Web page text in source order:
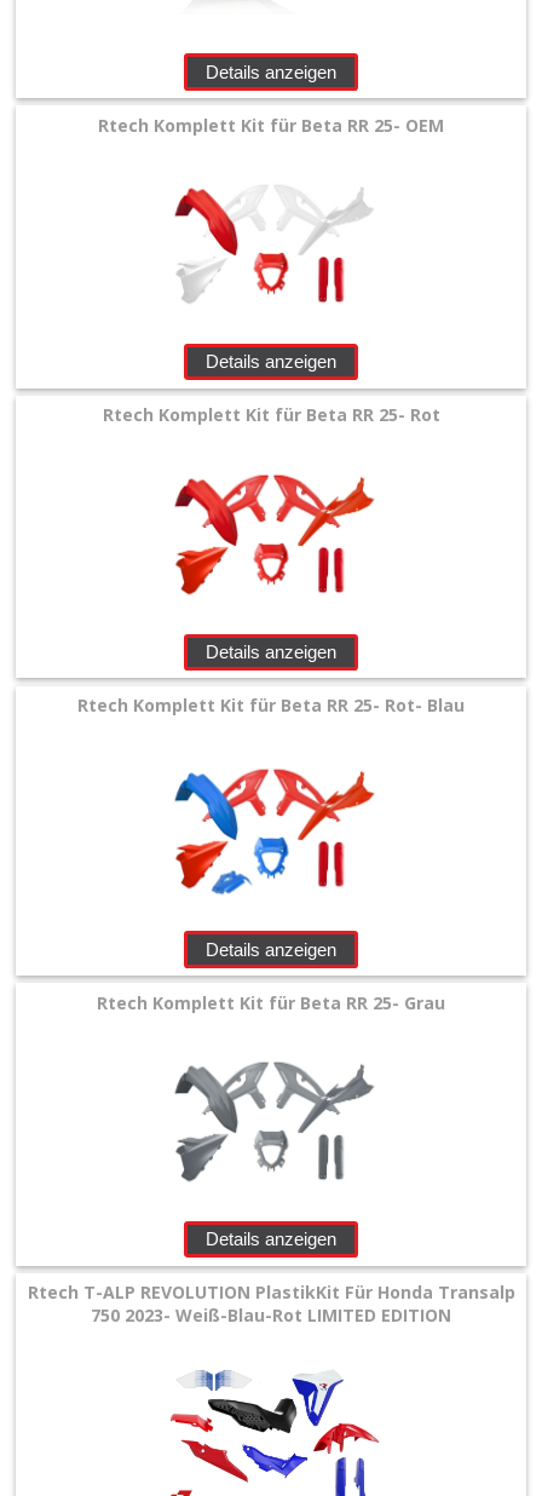
Details anzeigen
Rtech Komplett Kit für Beta RR 25- OEM
Details anzeigen
Rtech Komplett Kit für Beta RR 25- Rot
Details anzeigen
Rtech Komplett Kit für Beta RR 25- Rot- Blau
Details anzeigen
Rtech Komplett Kit für Beta RR 25- Grau
Details anzeigen
Rtech T-ALP REVOLUTION PlastikKit Für Honda Transalp
750 2023- Weiß-Blau-Rot LIMITED EDITION